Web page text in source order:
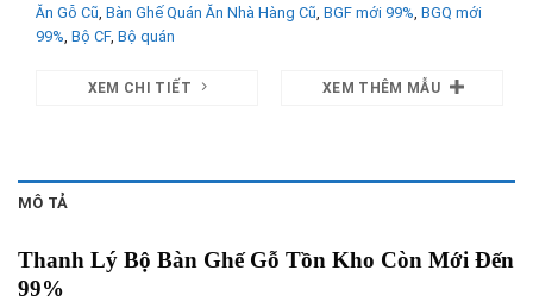
Ăn Gỗ Cũ, Bàn Ghế Quán Ăn Nhà Hàng Cũ, BGF mới 99%, BGQ mới
99%, Bộ CF, Bộ quán
XEM CHI TIẾT XEM THÊM MẪU
MÔ TẢ
Thanh Lý Bộ Bàn Ghế Gỗ Tồn Kho Còn Mới Đến
99%